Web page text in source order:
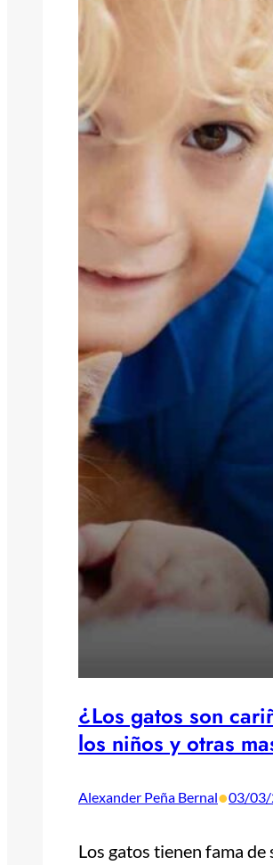
¿Los gatos son
los niños y otras
Alexander Peña Bernal•03/
Los gatos tienen fama de